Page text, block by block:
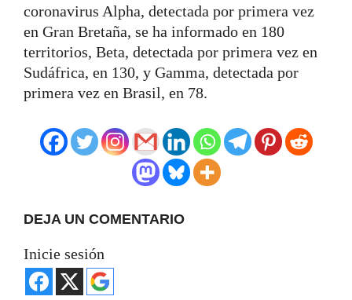
coronavirus Alpha, detectada por primera vez
en Gran Bretaña, se ha informado en 180
territorios, Beta, detectada por primera vez en
Sudáfrica, en 130, y Gamma, detectada por
primera vez en Brasil, en 78.
DEJA UN COMENTARIO
Inicie sesión